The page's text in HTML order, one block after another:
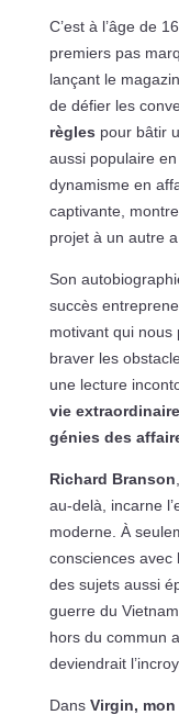
C’est à l’âge de
premiers pas
lançant le
de défier les
règles pour bâtir
aussi populaire en
dynamisme en
captivante,
projet à un autre
Son
succès
motivant qui nous
braver les
une lecture
vie extraordinaire
génies des
Richard Branson
au-delà, incarne
moderne. À
consciences avec
des sujets aussi
guerre du
hors du commun
deviendrait
Dans Virgin,